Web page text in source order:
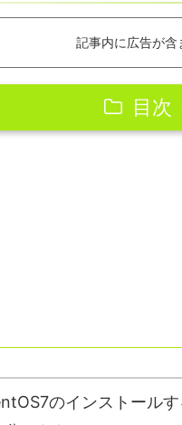
記事内に広告が含
目次
のインストール